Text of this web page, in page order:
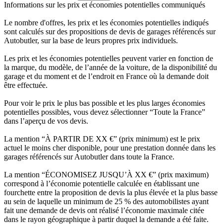
Informations sur les prix et économies potentielles communiqués
Le nombre d'offres, les prix et les économies potentielles indiqués
sont calculés sur des propositions de devis de garages référencés sur
Autobutler, sur la base de leurs propres prix individuels.
Les prix et les économies potentielles peuvent varier en fonction de
la marque, du modèle, de l’année de la voiture, de la disponibilité du
garage et du moment et de l’endroit en France où la demande doit
être effectuée.
Pour voir le prix le plus bas possible et les plus larges économies
potentielles possibles, vous devez sélectionner “Toute la France”
dans l’aperçu de vos devis.
La mention “À PARTIR DE XX €” (prix minimum) est le prix
actuel le moins cher disponible, pour une prestation donnée dans les
garages référencés sur Autobutler dans toute la France.
La mention “ÉCONOMISEZ JUSQU’À XX €” (prix maximum)
correspond à l’économie potentielle calculée en établissant une
fourchette entre la proposition de devis la plus élevée et la plus basse
au sein de laquelle un minimum de 25 % des automobilistes ayant
fait une demande de devis ont réalisé l’économie maximale citée
dans le rayon géographique à partir duquel la demande a été faite.